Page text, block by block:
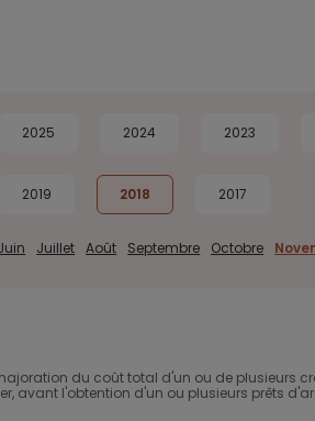
2025 2024 2023
2019 2018 2017
Juillet Août Septembre Octobre
du coût total d'un ou de plusieurs
avant l'obtention d'un ou plusieurs prêts